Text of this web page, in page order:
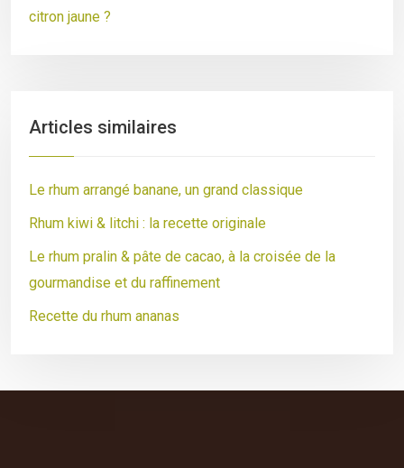
citron jaune ?
Articles similaires
Le rhum arrangé banane, un grand classique
Rhum kiwi & litchi : la recette originale
Le rhum pralin & pâte de cacao, à la croisée de la
gourmandise et du raffinement
Recette du rhum ananas